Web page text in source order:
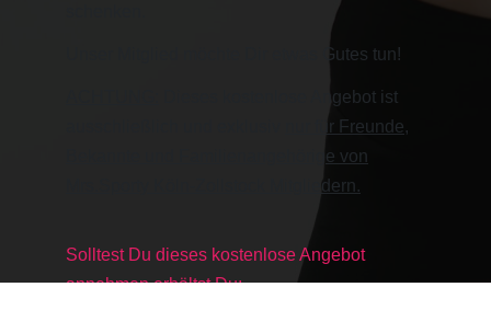
Unser Mitglied möchte Dir etwas Gutes tun!
Dieses kostenlose Angebot ist
nur für Freunde,
Bekannte und Familienangehörige von
Mitgliedern.
Solltest Du dieses kostenlose Angebot
annehmen erhältst Du: